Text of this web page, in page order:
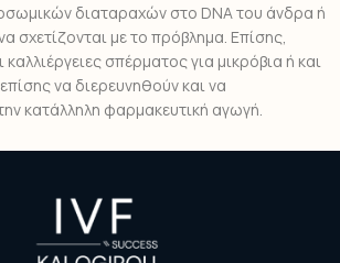
διαταραχών στο DNA του άνδρα ή
σχετίζονται με το πρόβλημα. Επίσης,
καλλιέργειες σπέρματος για μικρόβια ή και
να διερευνηθούν και να
κατάλληλη φαρμακευτική αγωγή.